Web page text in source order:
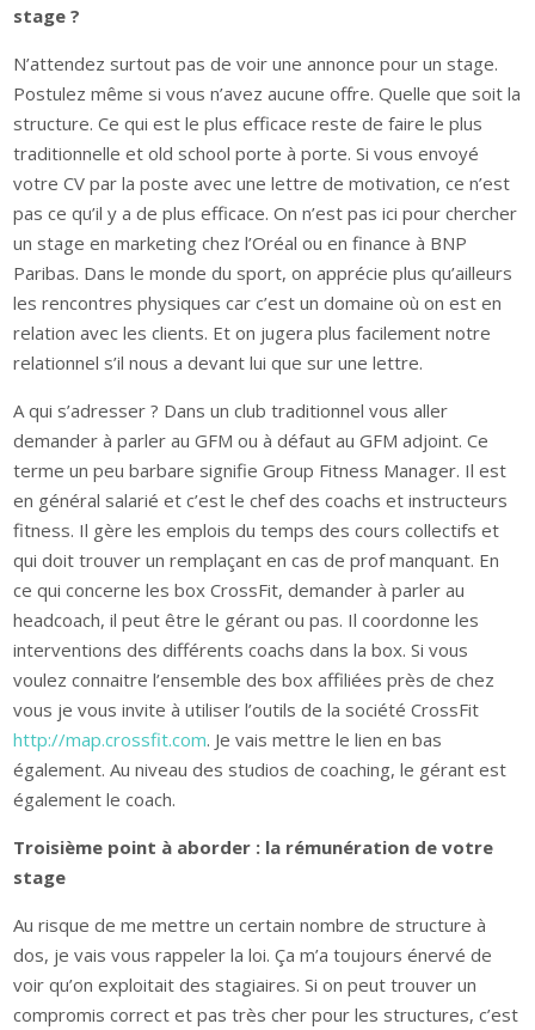
stage ?
N’attendez surtout pas de voir une annonce pour un stage.
Postulez même si vous n’avez aucune offre. Quelle que soit la
structure. Ce qui est le plus efficace reste de faire le plus
traditionnelle et old school porte à porte. Si vous envoyé
votre CV par la poste avec une lettre de motivation, ce n’est
pas ce qu’il y a de plus efficace. On n’est pas ici pour chercher
un stage en marketing chez l’Oréal ou en finance à BNP
Paribas. Dans le monde du sport, on apprécie plus qu’ailleurs
les rencontres physiques car c’est un domaine où on est en
relation avec les clients. Et on jugera plus facilement notre
relationnel s’il nous a devant lui que sur une lettre.
A qui s’adresser ? Dans un club traditionnel vous aller
demander à parler au GFM ou à défaut au GFM adjoint. Ce
terme un peu barbare signifie Group Fitness Manager. Il est
en général salarié et c’est le chef des coachs et instructeurs
fitness. Il gère les emplois du temps des cours collectifs et
qui doit trouver un remplaçant en cas de prof manquant. En
ce qui concerne les box CrossFit, demander à parler au
headcoach, il peut être le gérant ou pas. Il coordonne les
interventions des différents coachs dans la box. Si vous
voulez connaitre l’ensemble des box affiliées près de chez
vous je vous invite à utiliser l’outils de la société CrossFit
http://map.crossfit.com. Je vais mettre le lien en bas
également. Au niveau des studios de coaching, le gérant est
également le coach.
Troisième point à aborder : la rémunération de votre
stage
Au risque de me mettre un certain nombre de structure à
dos, je vais vous rappeler la loi. Ça m’a toujours énervé de
voir qu’on exploitait des stagiaires. Si on peut trouver un
compromis correct et pas très cher pour les structures, c’est